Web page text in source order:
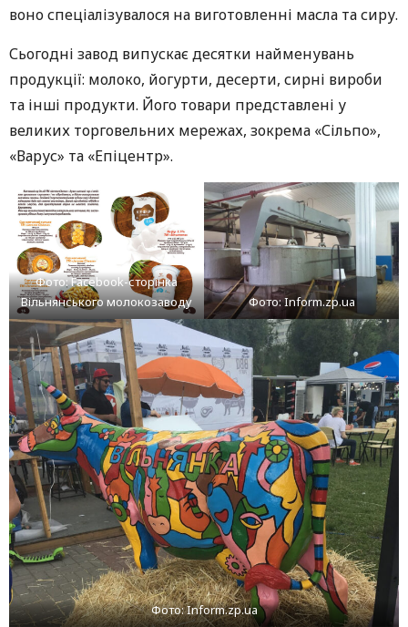
воно спеціалізувалося на виготовленні масла та сиру.
Сьогодні завод випускає десятки найменувань
продукції: молоко, йогурти, десерти, сирні вироби
та інші продукти. Його товари представлені у
великих торговельних мережах, зокрема «Сільпо»,
«Варус» та «Епіцентр».
Фото: Facebook-сторінка
Вільнянського молокозаводу
Фото: Inform.zp.ua
Фото: Inform.zp.ua